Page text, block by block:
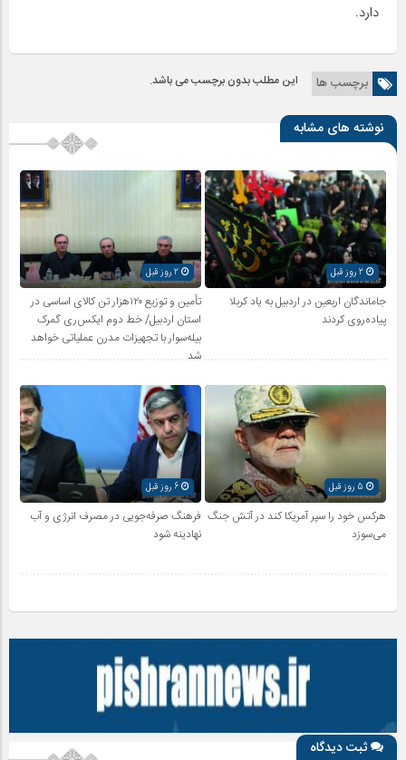
دارد.
برچسب ها این مطلب بدون برچسب می باشد.
نوشته های مشابه
2 روز قبل
جاماندگان اربعین در اردبیل به یاد کربلا
پیاده‌روی کردند
تأمین و توزیع ۱۲۰هزار تن کالای اساسی در
استان اردبیل/ خط دوم ایکس‌ری گمرک
بیله‌سوار با تجهیزات مدرن عملیاتی خواهد
شد
هرکس خود را سپر آمریکا کند در آتش جنگ
می‌سوزد
فرهنگ صرفه‌جویی در مصرف انرژی و آب
نهادینه شود
ثبت دیدگاه